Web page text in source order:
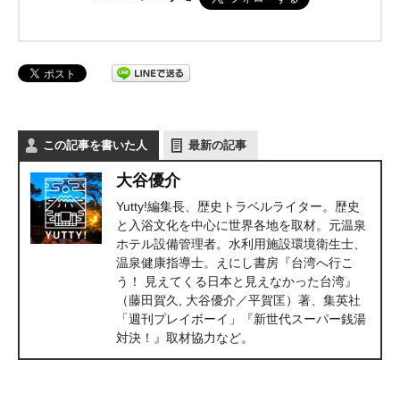
この記事を書いた人 最新の記事
大谷優介
Yutty!編集長、歴史トラベルライター。歴史
と入浴文化を中心に世界各地を取材。元温泉
ホテル設備管理者。水利用施設環境衛生士、
温泉健康指導士。えにし書房『台湾へ行こ
う！ 見えてくる日本と見えなかった台湾』
（藤田賀久, 大谷優介／平賀匡）著、集英社
「週刊プレイボーイ」『新世代スーパー銭湯
対決！』取材協力など。